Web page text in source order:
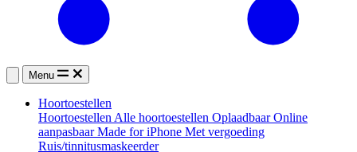
Menu
Hoortoestellen
Hoortoestellen Alle hoortoestellen OplaadbaarOnline
aanpasbaarMade for iPhone Met vergoeding
Ruis/tinnitusmaskeerder